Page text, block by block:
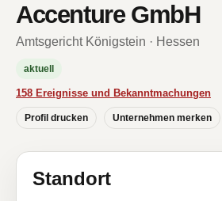
Accenture GmbH
Amtsgericht Königstein · Hessen
aktuell
158 Ereignisse und Bekanntmachungen
Profil drucken Unternehmen merken
Standort